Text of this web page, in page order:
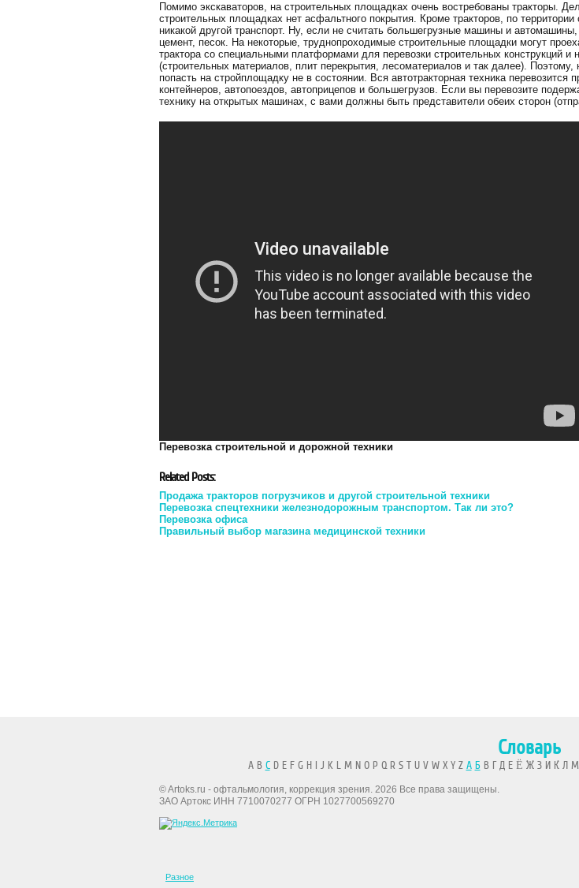
Помимо экскаваторов, на строительных площадках очень востребованы тракторы.
строительных площадках нет асфальтного покрытия. Кроме тракторов, по территории
никакой другой транспорт. Ну, если не считать большегрузные машины и автомашины,
цемент, песок. На некоторые, труднопроходимые строительные площадки могут
трактора со специальными платформами для перевозки строительных конструкций и
(строительных материалов, плит перекрытия, лесоматериалов и так далее). Поэтому,
попасть на стройплощадку не в состоянии. Вся автотракторная техника перевозится
контейнеров, автопоездов, автоприцепов и большегрузов. Если вы перевозите
технику на открытых машинах, с вами должны быть представители обеих сторон
Перевозка строительной и дорожной техники
Related Posts:
Продажа тракторов погрузчиков и другой строительной техники
Перевозка спецтехники железнодорожным транспортом. Так ли это?
Перевозка офиса
Правильный выбор магазина медицинской техники
Словарь
A B CD E F G H I J K L M N O P Q R S T U V W X Y Z А БВ Г Д Е Ё Ж З И К Л
© Artoks.ru - офтальмология, коррекция зрения. 2026 Все права защищены.
ЗАО Артокс ИНН 7710070277 ОГРН 1027700569270
Разное